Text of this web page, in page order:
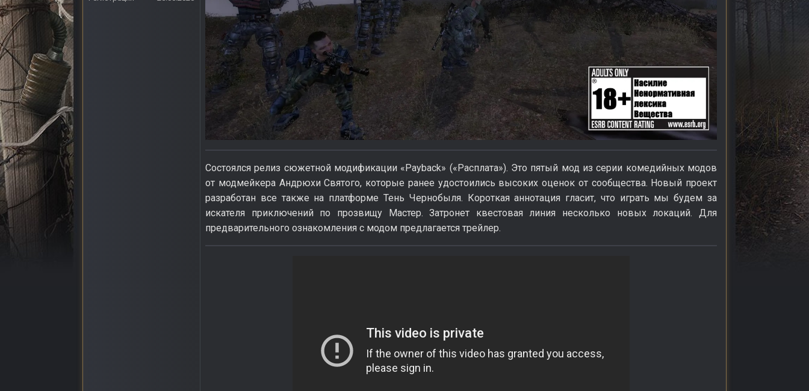
Состоялся релиз сюжетной модификации «Payback» («Расплата»). Это пятый мод из серии комедийных модов
от модмейкера Андрюхи Святого, которые ранее удостоились высоких оценок от сообщества. Новый проект
разработан все также на платформе Тень Чернобыля. Короткая аннотация гласит, что играть мы будем за
искателя приключений по прозвищу Мастер. Затронет квестовая линия несколько новых локаций. Для
предварительного ознакомления с модом предлагается трейлер.